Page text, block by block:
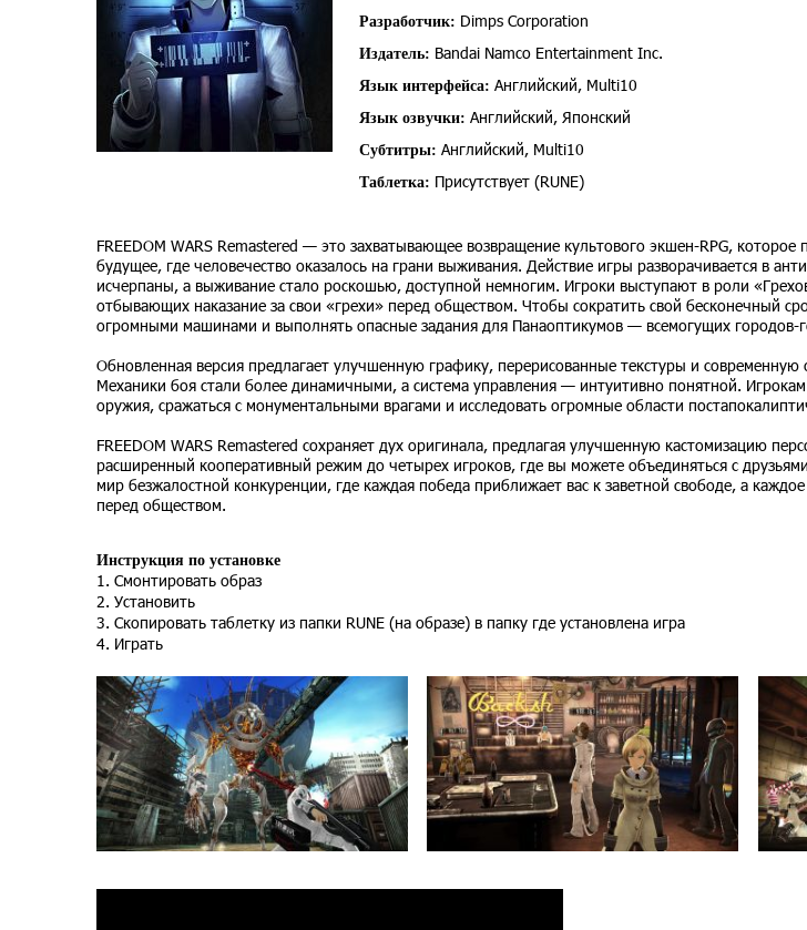
Разработчик: Dimps Corporation
Издатель: Bandai Namco Entertainment Inc.
Язык интерфейса: Английский, Multi10
Язык озвучки: Английский, Японский
Субтитры: Английский, Multi10
Таблетка: Присутствует (RUNE)
FREEDOM WARS Remastered — это захватывающее возвращение культового экшен-RPG, которое
будущее, где человечество оказалось на грани выживания. Действие игры разворачивается в
исчерпаны, а выживание стало роскошью, доступной немногим. Игроки выступают в роли
отбывающих наказание за свои «грехи» перед обществом. Чтобы сократить свой бесконечный
огромными машинами и выполнять опасные задания для Панаоптикумов — всемогущих городов-
Обновленная версия предлагает улучшенную графику, перерисованные текстуры и
Механики боя стали более динамичными, а система управления — интуитивно понятной.
оружия, сражаться с монументальными врагами и исследовать огромные области
FREEDOM WARS Remastered сохраняет дух оригинала, предлагая улучшенную кастомизацию
расширенный кооперативный режим до четырех игроков, где вы можете объединяться с
мир безжалостной конкуренции, где каждая победа приближает вас к заветной свободе, а
перед обществом.
Инструкция по установке
1. Смонтировать образ
2. Установить
3. Скопировать таблетку из папки RUNE (на образе) в папку где установлена игра
4. Играть